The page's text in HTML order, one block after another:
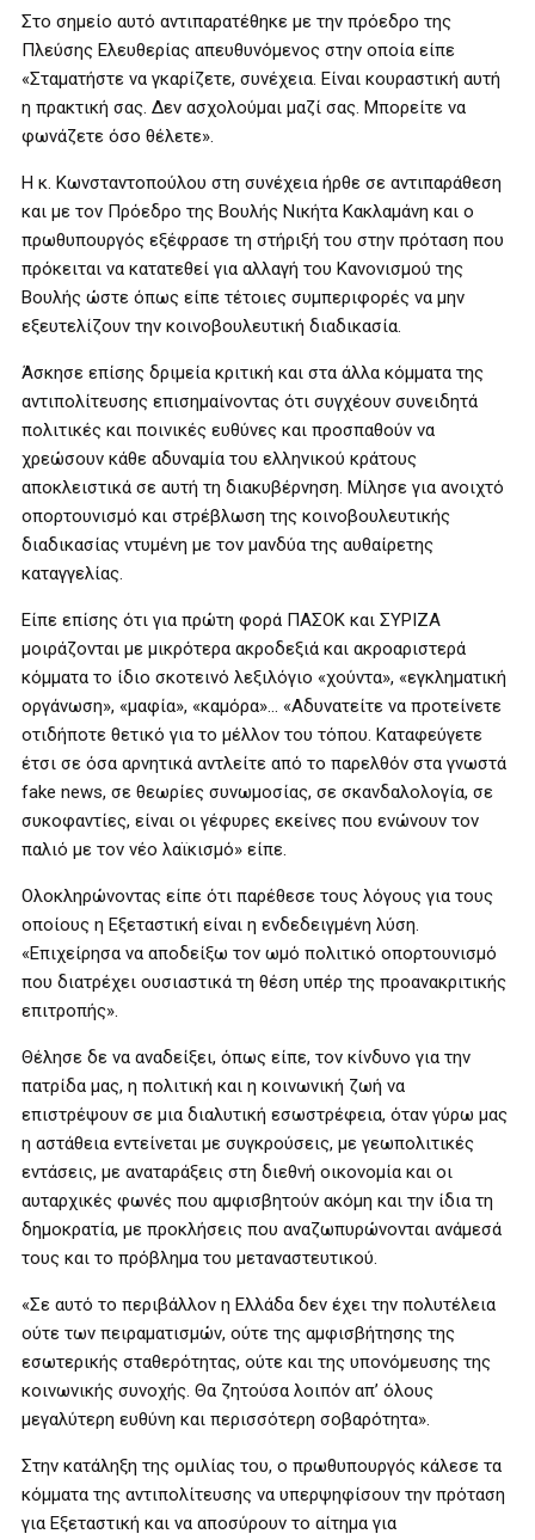
Στο σημείο αυτό αντιπαρατέθηκε με την πρόεδρο της
Πλεύσης Ελευθερίας απευθυνόμενος στην οποία είπε
«Σταματήστε να γκαρίζετε, συνέχεια. Είναι κουραστική αυτή
η πρακτική σας. Δεν ασχολούμαι μαζί σας. Μπορείτε να
φωνάζετε όσο θέλετε».
Η κ. Κωνσταντοπούλου στη συνέχεια ήρθε σε αντιπαράθεση
και με τον Πρόεδρο της Βουλής Νικήτα Κακλαμάνη και ο
πρωθυπουργός εξέφρασε τη στήριξή του στην πρόταση που
πρόκειται να κατατεθεί για αλλαγή του Κανονισμού της
Βουλής ώστε όπως είπε τέτοιες συμπεριφορές να μην
εξευτελίζουν την κοινοβουλευτική διαδικασία.
Άσκησε επίσης δριμεία κριτική και στα άλλα κόμματα της
αντιπολίτευσης επισημαίνοντας ότι συγχέουν συνειδητά
πολιτικές και ποινικές ευθύνες και προσπαθούν να
χρεώσουν κάθε αδυναμία του ελληνικού κράτους
αποκλειστικά σε αυτή τη διακυβέρνηση. Μίλησε για ανοιχτό
οπορτουνισμό και στρέβλωση της κοινοβουλευτικής
διαδικασίας ντυμένη με τον μανδύα της αυθαίρετης
καταγγελίας.
Είπε επίσης ότι για πρώτη φορά ΠΑΣΟΚ και ΣΥΡΙΖΑ
μοιράζονται με μικρότερα ακροδεξιά και ακροαριστερά
κόμματα το ίδιο σκοτεινό λεξιλόγιο «χούντα», «εγκληματική
οργάνωση», «μαφία», «καμόρα»… «Αδυνατείτε να προτείνετε
οτιδήποτε θετικό για το μέλλον του τόπου. Καταφεύγετε
έτσι σε όσα αρνητικά αντλείτε από το παρελθόν στα γνωστά
fake news, σε θεωρίες συνωμοσίας, σε σκανδαλολογία, σε
συκοφαντίες, είναι οι γέφυρες εκείνες που ενώνουν τον
παλιό με τον νέο λαϊκισμό» είπε.
Ολοκληρώνοντας είπε ότι παρέθεσε τους λόγους για τους
οποίους η Εξεταστική είναι η ενδεδειγμένη λύση.
«Επιχείρησα να αποδείξω τον ωμό πολιτικό οπορτουνισμό
που διατρέχει ουσιαστικά τη θέση υπέρ της προανακριτικής
επιτροπής».
Θέλησε δε να αναδείξει, όπως είπε, τον κίνδυνο για την
πατρίδα μας, η πολιτική και η κοινωνική ζωή να
επιστρέψουν σε μια διαλυτική εσωστρέφεια, όταν γύρω μας
η αστάθεια εντείνεται με συγκρούσεις, με γεωπολιτικές
εντάσεις, με αναταράξεις στη διεθνή οικονομία και οι
αυταρχικές φωνές που αμφισβητούν ακόμη και την ίδια τη
δημοκρατία, με προκλήσεις που αναζωπυρώνονται ανάμεσά
τους και το πρόβλημα του μεταναστευτικού.
«Σε αυτό το περιβάλλον η Ελλάδα δεν έχει την πολυτέλεια
ούτε των πειραματισμών, ούτε της αμφισβήτησης της
εσωτερικής σταθερότητας, ούτε και της υπονόμευσης της
κοινωνικής συνοχής. Θα ζητούσα λοιπόν απ’ όλους
μεγαλύτερη ευθύνη και περισσότερη σοβαρότητα».
Στην κατάληξη της ομιλίας του, ο πρωθυπουργός κάλεσε τα
κόμματα της αντιπολίτευσης να υπερψηφίσουν την πρόταση
για Εξεταστική και να αποσύρουν το αίτημα για